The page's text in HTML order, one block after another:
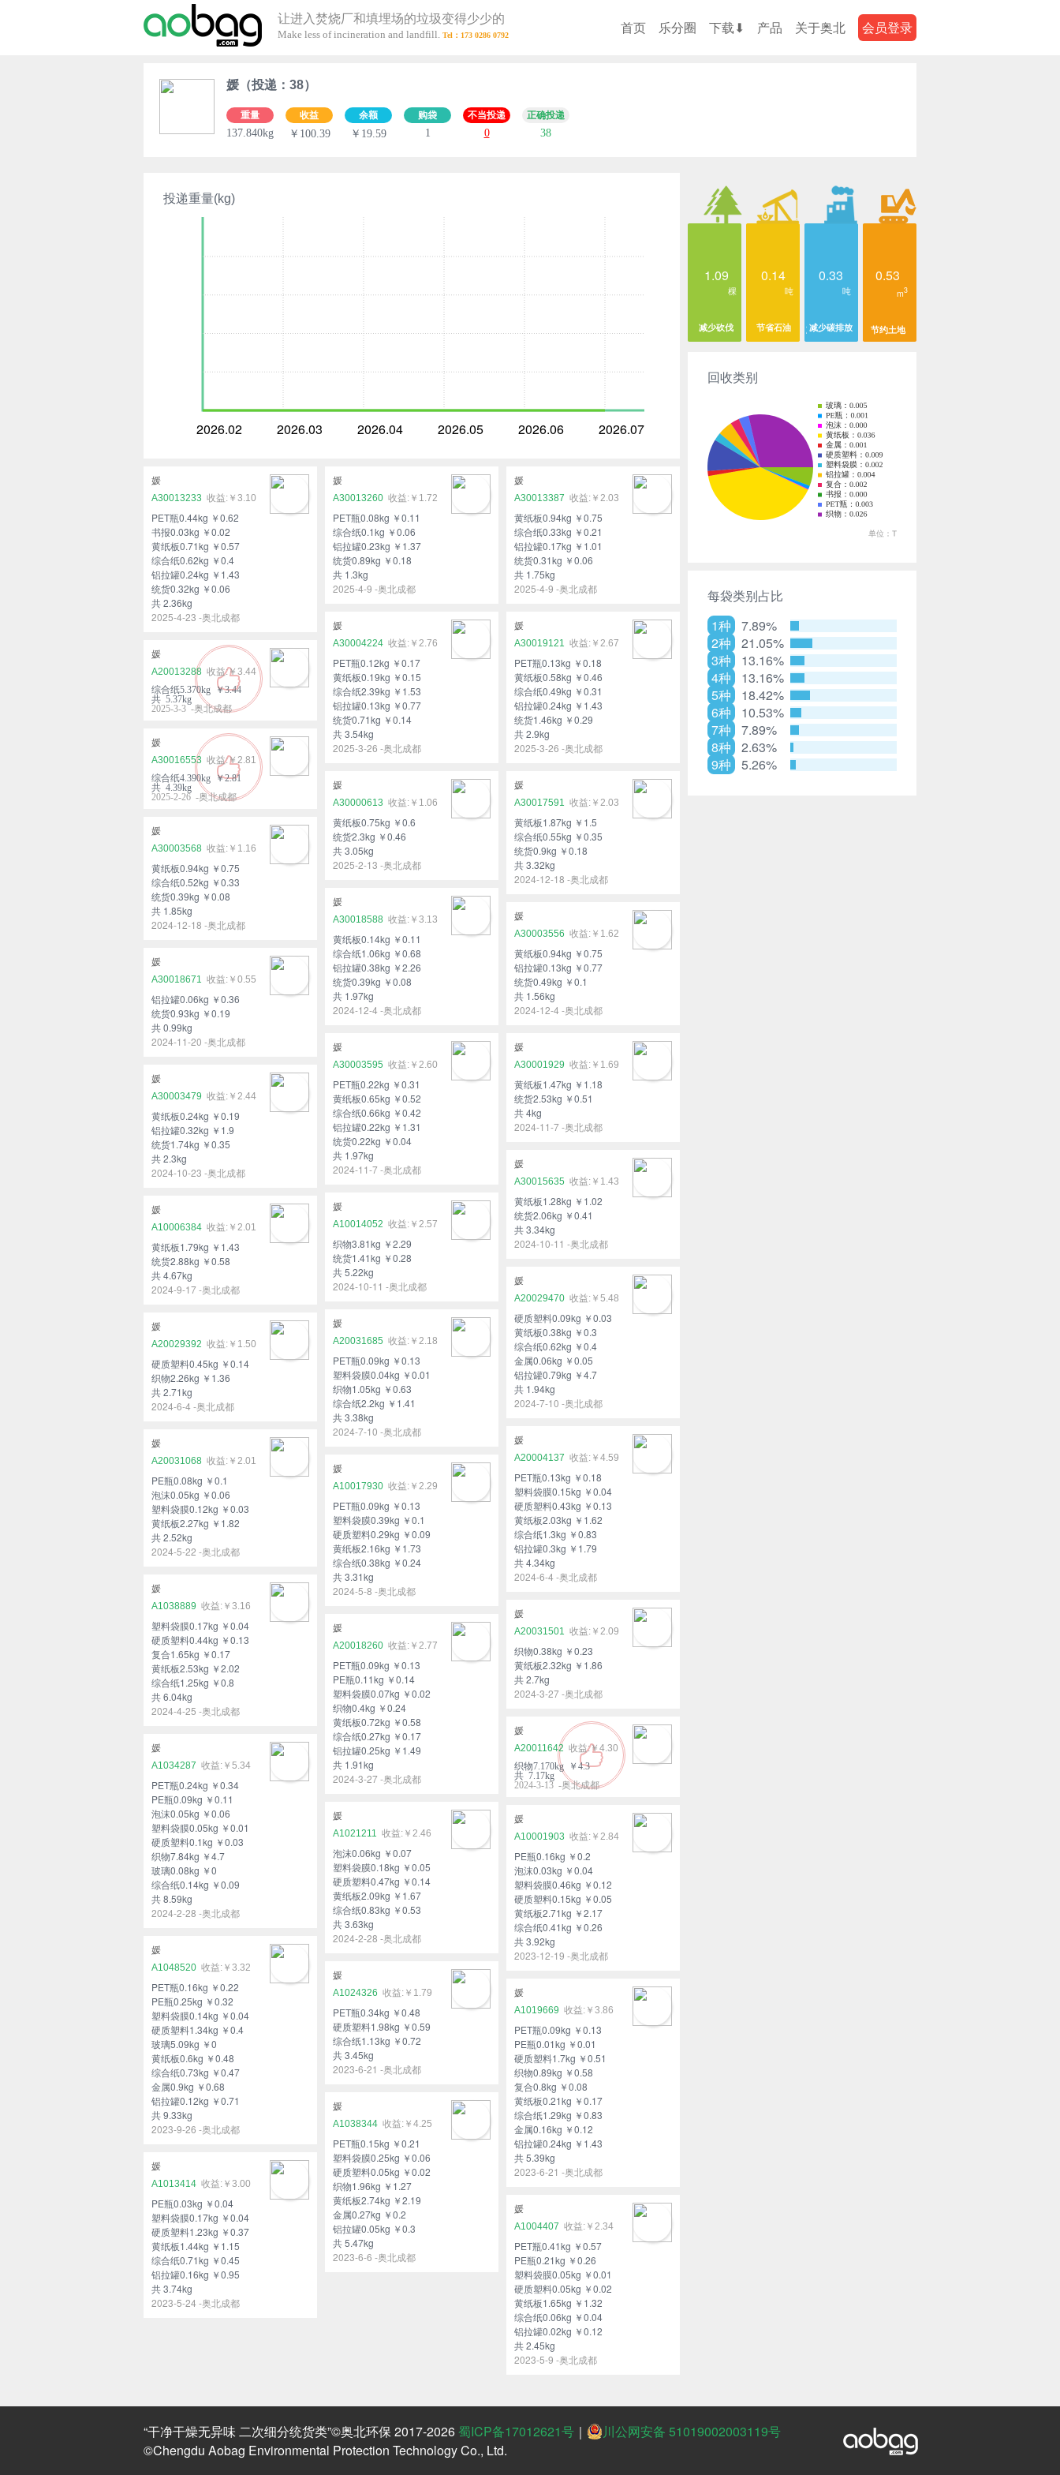
让进入焚烧厂和填埋场的垃圾变得少少的
Make less of incineration and landfill. 首页 乐分圈 下载⬇ 产品 关于奥北 会员登录
媛（投递：38）
重量
137.840kg
收益
￥100.39
余额
￥19.59
购袋
1
不当投递
0
正确投递
38
投递重量(kg)
2026.02 2026.03 2026.04 2026.05 2026.06 2026.07
媛
A30013233
￥3.10
PET瓶0.44kg ￥0.62
书报0.03kg ￥0.02
黄纸板0.71kg ￥0.57
综合纸0.62kg ￥0.4
铝拉罐0.24kg ￥1.43
统货0.32kg ￥0.06
共 2.36kg
2025-4-23 -奥北成都
媛
A30013260
￥1.72
PET瓶0.08kg ￥0.11
综合纸0.1kg ￥0.06
铝拉罐0.23kg ￥1.37
统货0.89kg ￥0.18
共 1.3kg
2025-4-9 -奥北成都
媛
A30013387
￥2.03
黄纸板0.94kg ￥0.75
综合纸0.33kg ￥0.21
铝拉罐0.17kg ￥1.01
统货0.31kg ￥0.06
共 1.75kg
2025-4-9 -奥北成都
媛
A30004224
￥2.76
PET瓶0.12kg ￥0.17
黄纸板0.19kg ￥0.15
综合纸2.39kg ￥1.53
铝拉罐0.13kg ￥0.77
统货0.71kg ￥0.14
共 3.54kg
2025-3-26 -奥北成都
媛
A30019121
￥2.67
PET瓶0.13kg ￥0.18
黄纸板0.58kg ￥0.46
综合纸0.49kg ￥0.31
铝拉罐0.24kg ￥1.43
统货1.46kg ￥0.29
共 2.9kg
2025-3-26 -奥北成都
媛
A20013288
￥3.44
综合纸5.370kg ￥3.44
共 5.37kg
2025-3-3 -奥北成都
媛
A30016553
￥2.81
综合纸4.390kg ￥2.81
共 4.39kg
2025-2-26 -奥北成都
媛
A30000613
￥1.06
黄纸板0.75kg ￥0.6
统货2.3kg ￥0.46
共 3.05kg
2025-2-13 -奥北成都
媛
A30017591
￥2.03
黄纸板1.87kg ￥1.5
综合纸0.55kg ￥0.35
统货0.9kg ￥0.18
共 3.32kg
2024-12-18 -奥北成都
媛
A30003568
￥1.16
黄纸板0.94kg ￥0.75
综合纸0.52kg ￥0.33
统货0.39kg ￥0.08
共 1.85kg
2024-12-18 -奥北成都
媛
A30018588
￥3.13
黄纸板0.14kg ￥0.11
综合纸1.06kg ￥0.68
铝拉罐0.38kg ￥2.26
统货0.39kg ￥0.08
共 1.97kg
2024-12-4 -奥北成都
媛
A30003556
￥1.62
黄纸板0.94kg ￥0.75
铝拉罐0.13kg ￥0.77
统货0.49kg ￥0.1
共 1.56kg
2024-12-4 -奥北成都
媛
A30018671
￥0.55
铝拉罐0.06kg ￥0.36
统货0.93kg ￥0.19
共 0.99kg
2024-11-20 -奥北成都
媛
A30003595
￥2.60
PET瓶0.22kg ￥0.31
黄纸板0.65kg ￥0.52
综合纸0.66kg ￥0.42
铝拉罐0.22kg ￥1.31
统货0.22kg ￥0.04
共 1.97kg
2024-11-7 -奥北成都
媛
A30001929
￥1.69
黄纸板1.47kg ￥1.18
统货2.53kg ￥0.51
共 4kg
2024-11-7 -奥北成都
媛
A30003479
￥2.44
黄纸板0.24kg ￥0.19
铝拉罐0.32kg ￥1.9
统货1.74kg ￥0.35
共 2.3kg
2024-10-23 -奥北成都
媛
A30015635
￥1.43
黄纸板1.28kg ￥1.02
统货2.06kg ￥0.41
共 3.34kg
2024-10-11 -奥北成都
媛
A10014052
￥2.57
织物3.81kg ￥2.29
统货1.41kg ￥0.28
共 5.22kg
2024-10-11 -奥北成都
媛
A10006384
￥2.01
黄纸板1.79kg ￥1.43
统货2.88kg ￥0.58
共 4.67kg
2024-9-17 -奥北成都
媛
A20029470
￥5.48
硬质塑料0.09kg ￥0.03
黄纸板0.38kg ￥0.3
综合纸0.62kg ￥0.4
金属0.06kg ￥0.05
铝拉罐0.79kg ￥4.7
共 1.94kg
2024-7-10 -奥北成都
媛
A20031685
￥2.18
PET瓶0.09kg ￥0.13
塑料袋膜0.04kg ￥0.01
织物1.05kg ￥0.63
综合纸2.2kg ￥1.41
共 3.38kg
2024-7-10 -奥北成都
媛
A20029392
￥1.50
硬质塑料0.45kg ￥0.14
织物2.26kg ￥1.36
共 2.71kg
2024-6-4 -奥北成都
媛
A20004137
￥4.59
PET瓶0.13kg ￥0.18
塑料袋膜0.15kg ￥0.04
硬质塑料0.43kg ￥0.13
黄纸板2.03kg ￥1.62
综合纸1.3kg ￥0.83
铝拉罐0.3kg ￥1.79
共 4.34kg
2024-6-4 -奥北成都
媛
A20031068
￥2.01
PE瓶0.08kg ￥0.1
泡沫0.05kg ￥0.06
塑料袋膜0.12kg ￥0.03
黄纸板2.27kg ￥1.82
共 2.52kg
2024-5-22 -奥北成都
媛
A10017930
￥2.29
PET瓶0.09kg ￥0.13
塑料袋膜0.39kg ￥0.1
硬质塑料0.29kg ￥0.09
黄纸板2.16kg ￥1.73
综合纸0.38kg ￥0.24
共 3.31kg
2024-5-8 -奥北成都
媛
A1038889
￥3.16
塑料袋膜0.17kg ￥0.04
硬质塑料0.44kg ￥0.13
复合1.65kg ￥0.17
黄纸板2.53kg ￥2.02
综合纸1.25kg ￥0.8
共 6.04kg
2024-4-25 -奥北成都
媛
A20031501
￥2.09
织物0.38kg ￥0.23
黄纸板2.32kg ￥1.86
共 2.7kg
2024-3-27 -奥北成都
媛
A20018260
￥2.77
PET瓶0.09kg ￥0.13
PE瓶0.11kg ￥0.14
塑料袋膜0.07kg ￥0.02
织物0.4kg ￥0.24
黄纸板0.72kg ￥0.58
综合纸0.27kg ￥0.17
铝拉罐0.25kg ￥1.49
共 1.91kg
2024-3-27 -奥北成都
媛
A20011642
￥4.30
织物7.170kg ￥4.3
共 7.17kg
2024-3-13 -奥北成都
媛
A1034287
￥5.34
PET瓶0.24kg ￥0.34
PE瓶0.09kg ￥0.11
泡沫0.05kg ￥0.06
塑料袋膜0.05kg ￥0.01
硬质塑料0.1kg ￥0.03
织物7.84kg ￥4.7
玻璃0.08kg ￥0
综合纸0.14kg ￥0.09
共 8.59kg
2024-2-28 -奥北成都
媛
A1021211
￥2.46
泡沫0.06kg ￥0.07
塑料袋膜0.18kg ￥0.05
硬质塑料0.47kg ￥0.14
黄纸板2.09kg ￥1.67
综合纸0.83kg ￥0.53
共 3.63kg
2024-2-28 -奥北成都
媛
A10001903
￥2.84
PE瓶0.16kg ￥0.2
泡沫0.03kg ￥0.04
塑料袋膜0.46kg ￥0.12
硬质塑料0.15kg ￥0.05
黄纸板2.71kg ￥2.17
综合纸0.41kg ￥0.26
共 3.92kg
2023-12-19 -奥北成都
媛
A1048520
￥3.32
PET瓶0.16kg ￥0.22
PE瓶0.25kg ￥0.32
塑料袋膜0.14kg ￥0.04
硬质塑料1.34kg ￥0.4
玻璃5.09kg ￥0
黄纸板0.6kg ￥0.48
综合纸0.73kg ￥0.47
金属0.9kg ￥0.68
铝拉罐0.12kg ￥0.71
共 9.33kg
2023-9-26 -奥北成都
媛
A1024326
￥1.79
PET瓶0.34kg ￥0.48
硬质塑料1.98kg ￥0.59
综合纸1.13kg ￥0.72
共 3.45kg
2023-6-21 -奥北成都
媛
A1019669
￥3.86
PET瓶0.09kg ￥0.13
PE瓶0.01kg ￥0.01
硬质塑料1.7kg ￥0.51
织物0.89kg ￥0.58
复合0.8kg ￥0.08
黄纸板0.21kg ￥0.17
综合纸1.29kg ￥0.83
金属0.16kg ￥0.12
铝拉罐0.24kg ￥1.43
共 5.39kg
2023-6-21 -奥北成都
媛
A1038344
￥4.25
PET瓶0.15kg ￥0.21
塑料袋膜0.25kg ￥0.06
硬质塑料0.05kg ￥0.02
织物1.96kg ￥1.27
黄纸板2.74kg ￥2.19
金属0.27kg ￥0.2
铝拉罐0.05kg ￥0.3
共 5.47kg
2023-6-6 -奥北成都
媛
A1013414
￥3.00
PE瓶0.03kg ￥0.04
塑料袋膜0.17kg ￥0.04
硬质塑料1.23kg ￥0.37
黄纸板1.44kg ￥1.15
综合纸0.71kg ￥0.45
铝拉罐0.16kg ￥0.95
共 3.74kg
2023-5-24 -奥北成都
媛
A1004407
￥2.34
PET瓶0.41kg ￥0.57
PE瓶0.21kg ￥0.26
塑料袋膜0.05kg ￥0.01
硬质塑料0.05kg ￥0.02
黄纸板1.65kg ￥1.32
综合纸0.06kg ￥0.04
铝拉罐0.02kg ￥0.12
共 2.45kg
2023-5-9 -奥北成都
1.09
棵
减少砍伐
0.14
吨
节省石油
0.33
吨
减少碳排放
0.53
m3
节约土地
回收类别
每袋类别占比
1种
7.89%
2种
21.05%
3种
13.16%
4种
13.16%
5种
18.42%
6种
10.53%
7种
7.89%
8种
2.63%
9种
5.26%
“干净干燥无异味 二次细分统货类”©奥北环保 2017-2026蜀ICP备17012621号 ｜
川公网安备 51019002003119号
©Chengdu Aobag Environmental Protection Technology Co., Ltd.